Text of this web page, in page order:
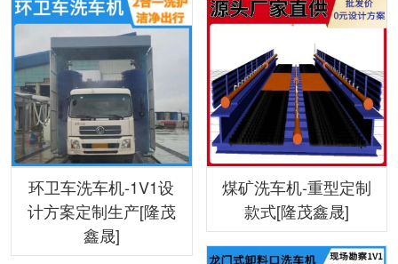
环卫车洗车机-1V1设
计方案定制生产[隆茂
鑫晟]
煤矿洗车机-重型定制
款式[隆茂鑫晟]